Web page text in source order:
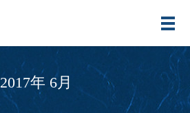
メ
2017年 6月